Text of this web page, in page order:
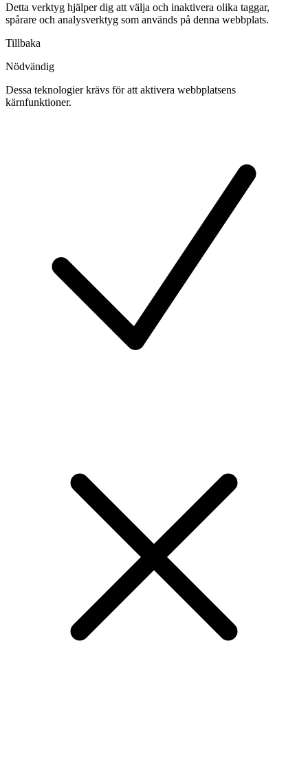
Detta verktyg hjälper dig att välja och inaktivera olika taggar,
spårare och analysverktyg som används på denna webbplats.
Tillbaka
Nödvändig
Dessa teknologier krävs för att aktivera webbplatsens
kärnfunktioner.